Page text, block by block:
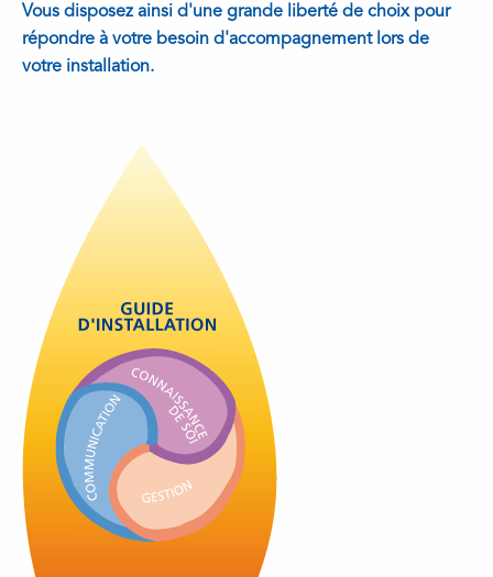
Vous disposez ainsi d'une grande liberté de choix pour
répondre à votre besoin d'accompagnement lors de
votre installation.